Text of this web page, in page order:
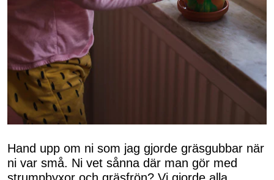
Hand upp om ni som jag gjorde gräsgubbar när
ni var små. Ni vet sånna där man gör med